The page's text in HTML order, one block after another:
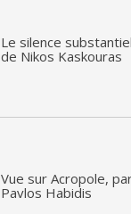
Le silence
de Nikos Kaskouras
Vue sur Acropole,
Pavlos Habidis